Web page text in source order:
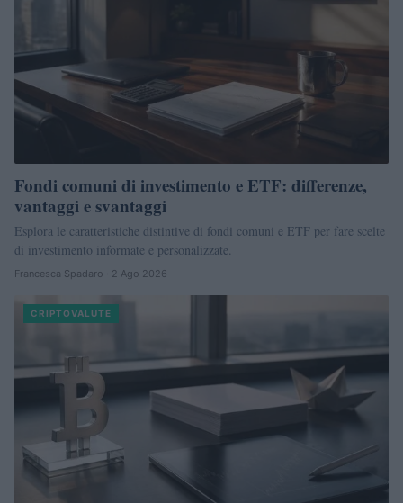
Fondi comuni di investimento e ETF: differenze,
vantaggi e svantaggi
Esplora le caratteristiche distintive di fondi comuni e ETF per fare scelte
di investimento informate e personalizzate.
Francesca Spadaro · 2 Ago 2026
CRIPTOVALUTE